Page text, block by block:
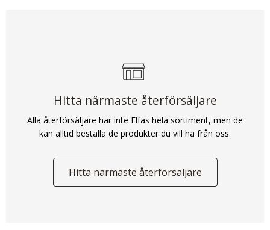
Hitta närmaste återförsäljare
Alla återförsäljare har inte Elfas hela sortiment, men de
kan alltid beställa de produkter du vill ha från oss.
Hitta närmaste återförsäljare